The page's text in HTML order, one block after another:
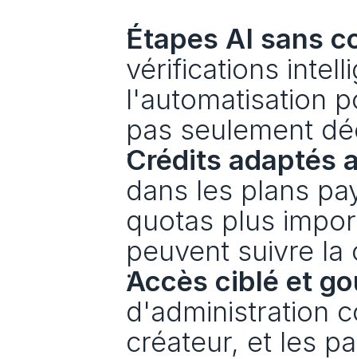
Étapes AI sans
vérifications
l'automatisation
pas seulement
Crédits adaptés
dans les plans
quotas plus
peuvent suivre la
Accès ciblé et
d'administration
créateur, et les